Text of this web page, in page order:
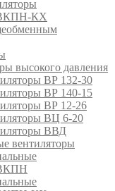
ВКПН-КХ
высокого давления
ВР 132-30
ВР 140-15
ВР 12-26
ВЦ 6-20
ВВД
вентиляторы